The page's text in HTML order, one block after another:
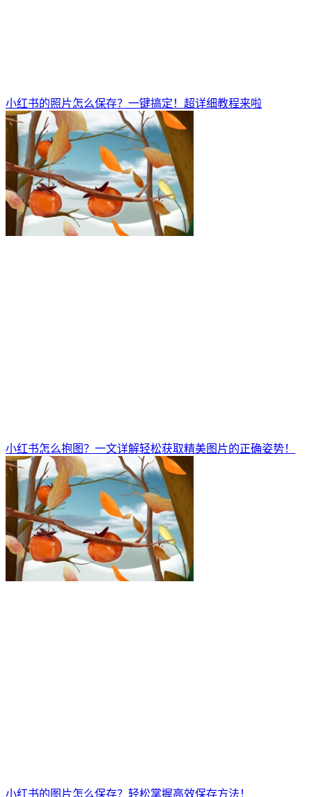
小红书的照片怎么保存？一键搞定！超详细教程来啦
小红书怎么抱图？一文详解轻松获取精美图片的正确姿势！
小红书的图片怎么保存？轻松掌握高效保存方法！